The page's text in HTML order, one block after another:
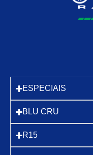
ESPECIAIS
BLU CRU
R15